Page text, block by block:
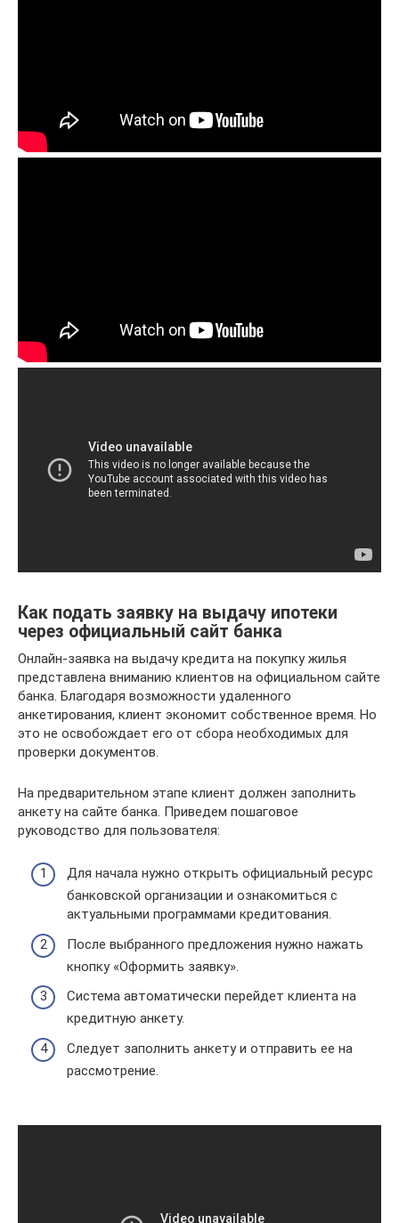
Как подать заявку на выдачу ипотеки
через официальный сайт банка
Онлайн-заявка на выдачу кредита на покупку жилья
представлена вниманию клиентов на официальном сайте
банка. Благодаря возможности удаленного
анкетирования, клиент экономит собственное время. Но
это не освобождает его от сбора необходимых для
проверки документов.
На предварительном этапе клиент должен заполнить
анкету на сайте банка. Приведем пошаговое
руководство для пользователя:
Для начала нужно открыть официальный ресурс
банковской организации и ознакомиться с
актуальными программами кредитования.
После выбранного предложения нужно нажать
кнопку «Оформить заявку».
Система автоматически перейдет клиента на
кредитную анкету.
Следует заполнить анкету и отправить ее на
рассмотрение.